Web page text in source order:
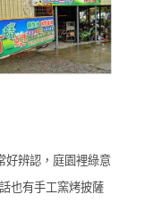
好辨認，庭園裡綠意
也有手工窯烤披薩